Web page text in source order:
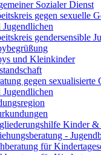
Sozialer Dienst
gegen sexuelle
Jugendlichen
gendersensible
und Kleinkinder
gegen sexualisierte
Jugendlichen
Kinder &
-
für